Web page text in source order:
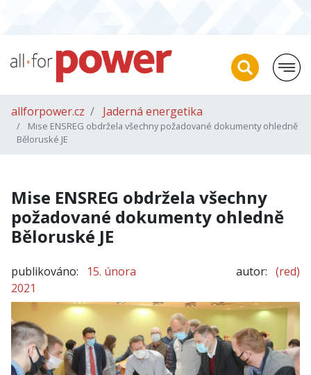
allforpower.cz Jaderná energetika
Mise ENSREG obdržela všechny požadované dokumenty ohledně
Běloruské JE
Mise ENSREG obdržela všechny
požadované dokumenty ohledně
Běloruské JE
publikováno:
15. února
2021
autor: (red)